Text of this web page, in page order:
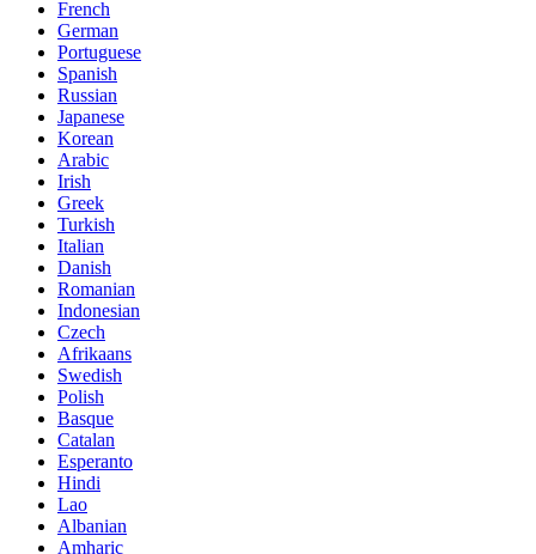
French
German
Portuguese
Spanish
Russian
Japanese
Korean
Arabic
Irish
Greek
Turkish
Italian
Danish
Romanian
Indonesian
Czech
Afrikaans
Swedish
Polish
Basque
Catalan
Esperanto
Hindi
Lao
Albanian
Amharic